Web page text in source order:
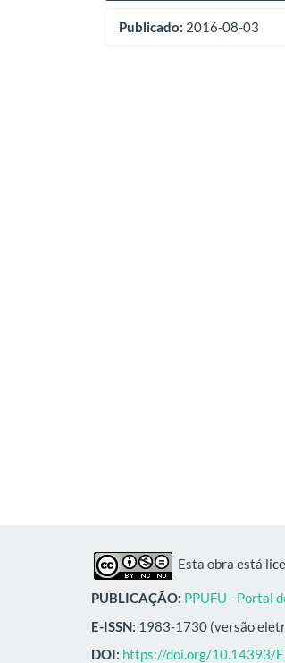
Publicado: 2016-08-03
Esta obra está
PUBLICAÇÃO: PPUFU - Portal
E-ISSN: 1983-1730 (versão
DOI: https://doi.org/10.14393/